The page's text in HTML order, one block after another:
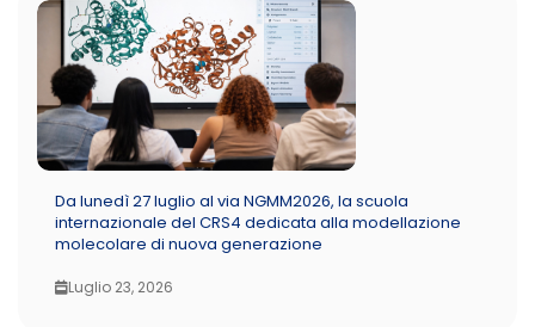
Da lunedì 27 luglio al via NGMM2026, la scuola
internazionale del CRS4 dedicata alla modellazione
molecolare di nuova generazione
Luglio 23, 2026